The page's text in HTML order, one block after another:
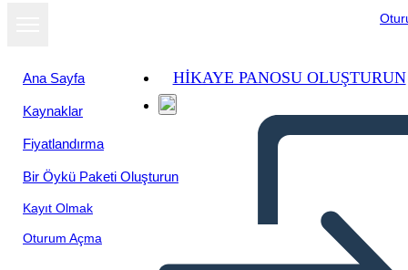
Ana Sayfa
Kaynaklar
Fiyatlandırma
Bir Öykü Paketi Oluşturun
Kayıt Olmak
Oturum Açma
HIKAYE PANOSU OLUŞTURUN